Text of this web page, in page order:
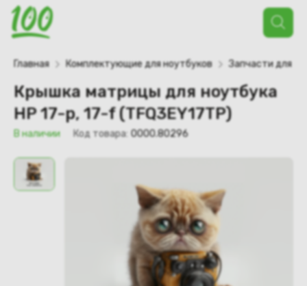
Поиск
товаров
Главная Комплектующие для ноутбуков Запчасти для
Крышка матрицы для ноутбука
HP 17-p, 17-f (TFQ3EY17TP)
В наличии Код товара: 0000.80296